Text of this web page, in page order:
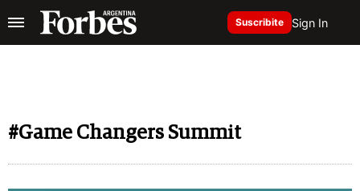
Suscribite Sign In
#Game Changers Summit